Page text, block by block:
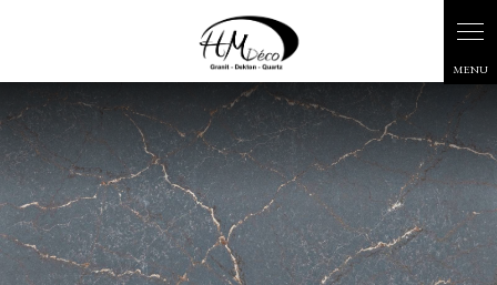
Panneau de gestion des cookies